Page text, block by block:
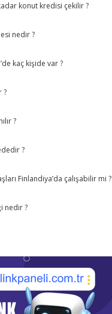
konut kredisi çekilir ?
nedir ?
kaç kişide var ?
?
?
?
Finlandiya’da çalışabilir mi ?
nedir ?